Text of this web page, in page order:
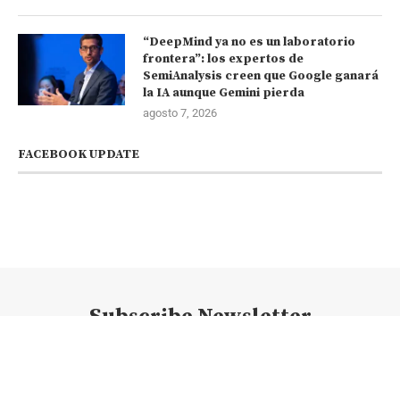
“DeepMind ya no es un laboratorio
frontera”: los expertos de
SemiAnalysis creen que Google ganará
la IA aunque Gemini pierda
agosto 7, 2026
FACEBOOK UPDATE
Subscribe Newsletter